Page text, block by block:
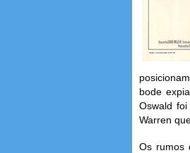
bode
Oswald
Warren
Os rumos